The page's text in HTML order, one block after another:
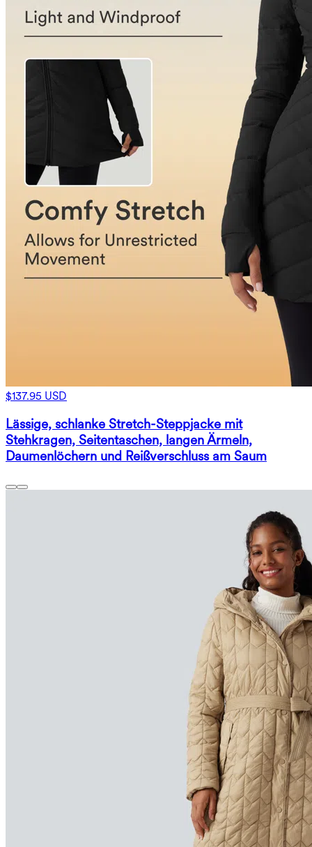
$137.95 USD
Lässige, schlanke Stretch-Steppjacke mit
Stehkragen, Seitentaschen, langen Ärmeln,
Daumenlöchern und Reißverschluss am Saum